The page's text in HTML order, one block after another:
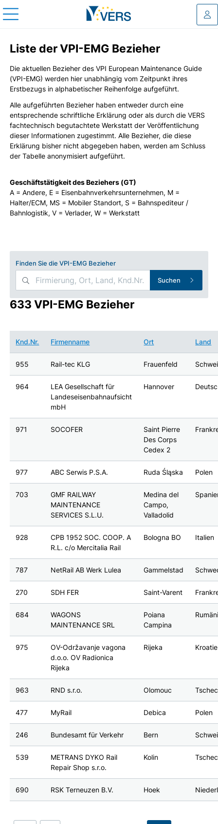
Liste der VPI-EMG Bezieher
Die aktuellen Bezieher des VPI European Maintenance Guide
(VPI-EMG) werden hier unabhängig vom Zeitpunkt ihres
Erstbezugs in alphabetischer Reihenfolge aufgeführt.
Alle aufgeführten Bezieher haben entweder durch eine
entsprechende schriftliche Erklärung oder als durch die VERS
fachtechnisch begutachtete Werkstatt der Veröffentlichung
dieser Informationen zugestimmt. Alle Bezieher, die diese
Erklärung bisher nicht abgegeben haben, werden am Schluss
der Tabelle anonymisiert aufgeführt.
Geschäftstätigkeit des Beziehers (GT)
A = Andere, E = Eisenbahnverkehrsunternehmen, M =
Halter/ECM, MS = Mobiler Standort, S = Bahnspediteur /
Bahnlogistik, V = Verlader, W = Werkstatt
Finden Sie die VPI-EMG Bezieher
Suchen
633 VPI-EMG Bezieher
Knd.Nr. Firmenname Ort Land
955 Rail-tec KLG Frauenfeld
964
LEA Gesellschaft für
Landeseisenbahnaufsicht
mbH
Hannover
971 SOCOFER
Saint Pierre
Des Corps
Cedex 2
977 ABC Serwis P.S.A. Ruda Śląska Polen
703
GMF RAILWAY
MAINTENANCE
SERVICES S.L.U.
Medina del
Campo,
Valladolid
928
CPB 1952 SOC. COOP. A
R.L. c/o Mercitalia Rail
Bologna BO Italien
787 NetRail AB Werk Lulea Gammelstad
270 SDH FER Saint-Varent
684
WAGONS
MAINTENANCE SRL
Poiana
Campina
975
OV-Održavanje vagona
d.o.o. OV Radionica
Rijeka
Rijeka
963 RND s.r.o. Olomouc
477 MyRail Debica Polen
246 Bundesamt für Verkehr Bern
539
METRANS DYKO Rail
Repair Shop s.r.o.
Kolin
690 RSK Terneuzen B.V. Hoek